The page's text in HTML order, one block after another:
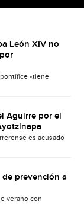
León XIV no
«tiene
Aguirre por el
es acusado
de prevención a
verano con